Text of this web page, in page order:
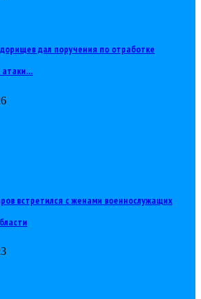
дал поручения по отработке
атаки…
встретился с женами военнослужащих